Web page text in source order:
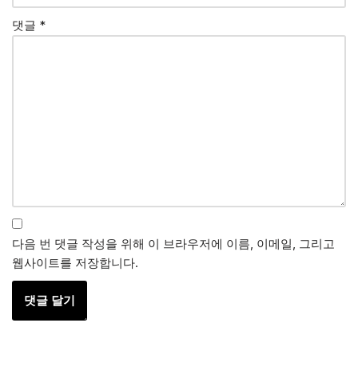
댓글 *
다음 번 댓글 작성을 위해 이 브라우저에 이름, 이메일, 그리고
웹사이트를 저장합니다.